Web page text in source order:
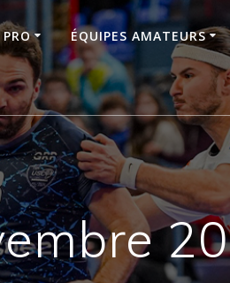
ÉQUIPES AMATEURS